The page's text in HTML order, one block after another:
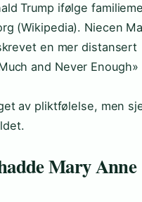
Trump ifølge
(Wikipedia). Niecen
en mer distansert
and Never Enough»
av pliktfølelse, men
Mary Anne